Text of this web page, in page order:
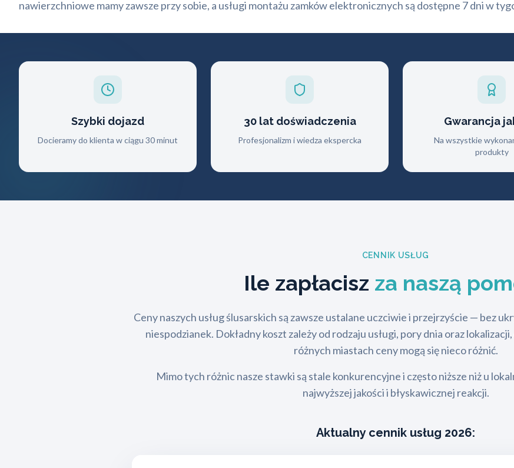
nawierzchniowe mamy zawsze przy sobie, a usługi montażu zamków elektronicznych są dostępne 7 dni w
Szybki dojazd
Docieramy do klienta w ciągu 30 minut
30 lat doświadczenia
Profesjonalizm i wiedza ekspercka
Gwarancja
Na wszystkie
produkty
CENNIK USŁUG
Ile zapłacisz za naszą
Ceny naszych usług ślusarskich są zawsze ustalane uczciwie i przejrzyście — bez
niespodzianek. Dokładny koszt zależy od rodzaju usługi, pory dnia oraz
różnych miastach ceny mogą się nieco różnić.
Mimo tych różnic nasze stawki są stale konkurencyjne i często niższe niż u
najwyższej jakości i błyskawicznej reakcji.
Aktualny cennik usług 2026: